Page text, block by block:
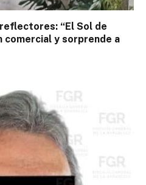
“El Sol de
comercial y sorprende a